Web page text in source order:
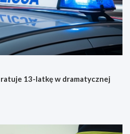
13-latkę w dramatycznej